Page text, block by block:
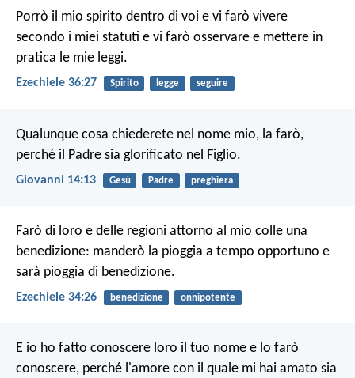
Porrò il mio spirito dentro di voi e vi farò vivere
secondo i miei statuti e vi farò osservare e mettere in
pratica le mie leggi.
Ezechiele 36:27 Spirito legge seguire
Qualunque cosa chiederete nel nome mio, la farò,
perché il Padre sia glorificato nel Figlio.
Giovanni 14:13 Gesù Padre preghiera
Farò di loro e delle regioni attorno al mio colle una
benedizione: manderò la pioggia a tempo opportuno e
sarà pioggia di benedizione.
Ezechiele 34:26 benedizione onnipotente
E io ho fatto conoscere loro il tuo nome e lo farò
conoscere, perché l'amore con il quale mi hai amato sia